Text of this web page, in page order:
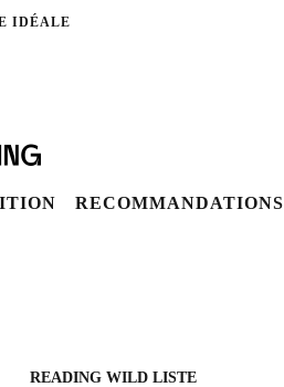
IDÉALE
RECOMMANDATIONS
READING WILD LISTE